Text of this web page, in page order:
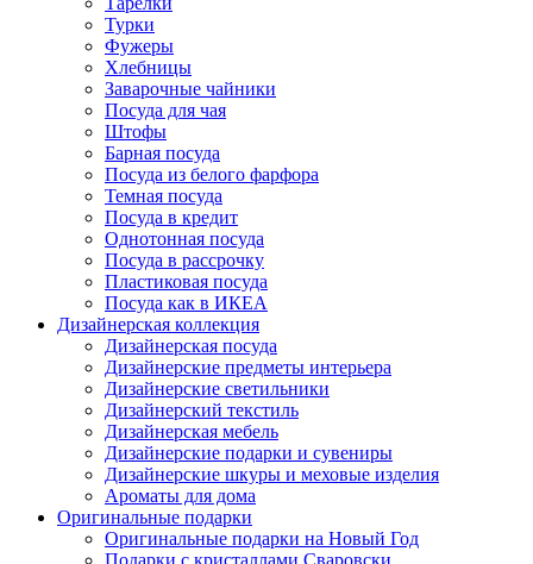
Турки
Фужеры
Хлебницы
Заварочные чайники
Посуда для чая
Штофы
Барная посуда
Посуда из белого фарфора
Темная посуда
Посуда в кредит
Однотонная посуда
Посуда в рассрочку
Пластиковая посуда
Посуда как в ИКЕА
Дизайнерская коллекция
Дизайнерская посуда
Дизайнерские предметы интерьера
Дизайнерские светильники
Дизайнерский текстиль
Дизайнерская мебель
Дизайнерские подарки и сувениры
Дизайнерские шкуры и меховые изделия
Ароматы для дома
Оригинальные подарки
Оригинальные подарки на Новый Год
Подарки с кристаллами Сваровски